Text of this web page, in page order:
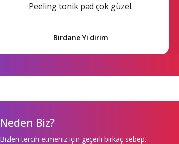
Peeling tonik pad çok güzel.
Birdane Yildirim
Neden Biz?
Bizleri tercih etmeniz için geçerli birkaç sebep.